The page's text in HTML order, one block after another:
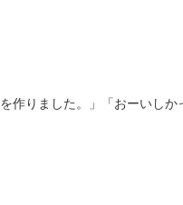
作りました。」「おーいしか